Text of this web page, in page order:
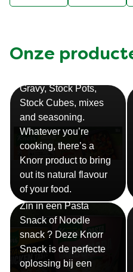
Onze
Gravy, Stock Pots,
Stock Cubes, mixes
and seasoning.
Whatever you’re
cooking, there’s a
Knorr product to bring
out its natural flavour
of your food.
Snackpots
Zin in een Pasta
Snack of Noodle
snack ? Deze Knorr
Snack is de perfecte
oplossing bij een